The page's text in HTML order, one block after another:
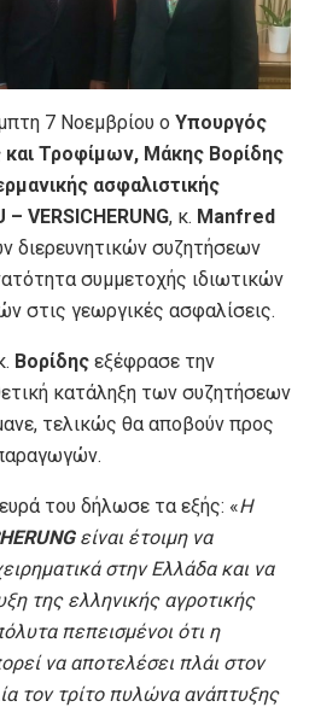
7 Νοεμβρίου ο Υπουργός
Τροφίμων, Μάκης Βορίδης
ασφαλιστικής
– VERSICHERUNG, κ. Manfred
διερευνητικών συζητήσεων
συμμετοχής ιδιωτικών
στις γεωργικές ασφαλίσεις.
Βορίδης εξέφρασε την
κατάληξη των συζητήσεων
τελικώς θα αποβούν προς
του δήλωσε τα εξής: «Η
είναι έτοιμη να
στην Ελλάδα και να
της ελληνικής αγροτικής
πεπεισμένοι ότι η
να αποτελέσει πλάι στον
τον τρίτο πυλώνα ανάπτυξης